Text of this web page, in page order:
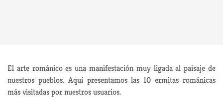
El arte románico es una manifestación muy ligada al paisaje de
nuestros pueblos. Aquí presentamos las 10 ermitas románicas
más visitadas por nuestros usuarios.